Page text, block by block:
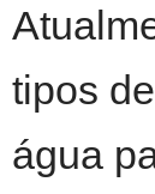
tipos
água